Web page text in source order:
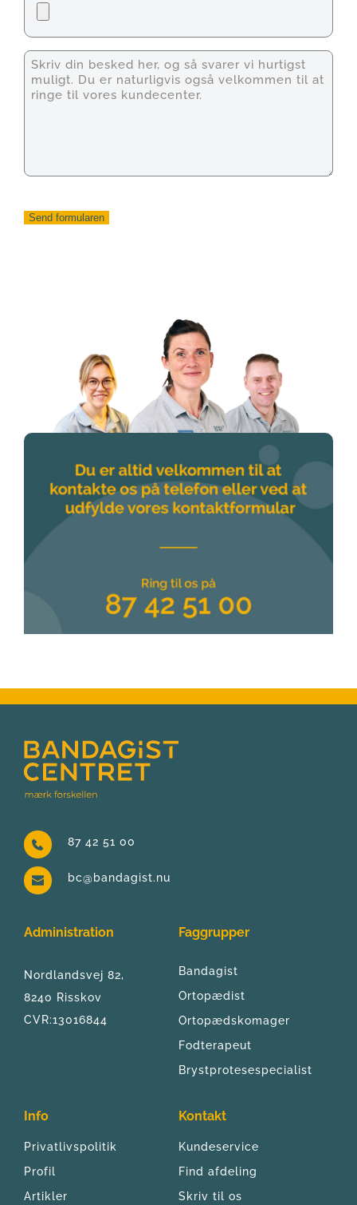
Unavngivet
Send formularen
87 42 51 00
bc@bandagist.nu
Administration
Nordlandsvej 82,
8240 Risskov
CVR:13016844
Faggrupper
Bandagist
Ortopædist
Ortopædskomager
Fodterapeut
Brystprotesespecialist
Info
Privatlivspolitik
Profil
Artikler
Kontakt
Kundeservice
Find afdeling
Skriv til os